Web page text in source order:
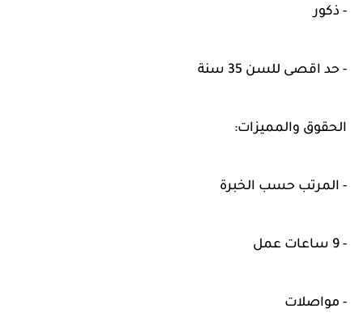
- ذكور
- حد اقصى للسن 35 سنة
الحقوق والمميزات:
- المرتب حسب الخبرة
- 9 ساعات عمل
- مواصلات